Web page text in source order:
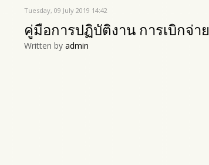
Tuesday, 09 July 2019 14:42
คู่มือการปฏิบัติงาน การเบิกจ่าย
Written by admin